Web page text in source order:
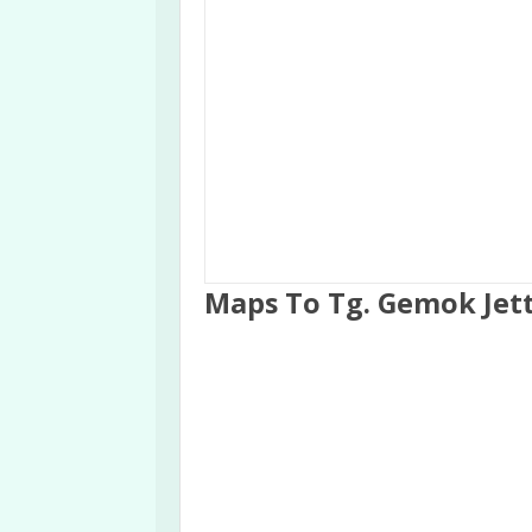
Maps To Tg. Gemok